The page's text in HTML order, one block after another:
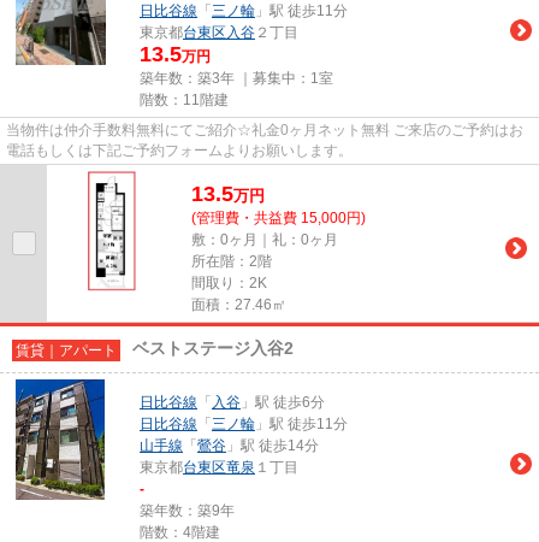
日比谷線 「 三ノ輪 」駅 徒歩11分
東京都台東区 入谷 ２丁目
13.5万円
築年数：築3年 ｜募集中： 1室
階数：11階建
当物件は仲介手数料無料にてご紹介☆礼金0ヶ月ネット無料 ご来店のご予約はお
電話もしくは下記ご予約フォームよりお願いします。
13.5万円
(管理費・共益費 15,000円)
敷：0ヶ月｜礼：0ヶ月
所在階：2階
間取り：2K
面積：27.46㎡
賃貸｜アパート ベストステージ入谷2
日比谷線 「 入谷 」駅 徒歩6分
日比谷線 「 三ノ輪 」駅 徒歩11分
山手線 「 鶯谷 」駅 徒歩14分
東京都台東区竜泉 １丁目
-
築年数：築9年
階数：4階建